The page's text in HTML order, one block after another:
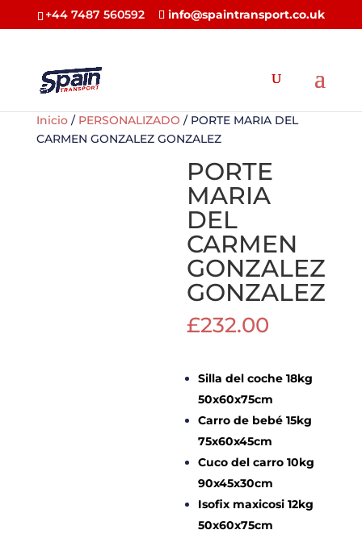
+44 7487 560592 info@spaintransport.co.uk
Inicio/ PERSONALIZADO / PORTE MARIA DEL
CARMEN GONZALEZ GONZALEZ
PORTE
MARIA
DEL
CARMEN
GONZALEZ
GONZALEZ
£232.00
Silla del coche 18kg
50x60x75cm
Carro de bebé 15kg
75x60x45cm
Cuco del carro 10kg
90x45x30cm
Isofix maxicosi 12kg
50x60x75cm